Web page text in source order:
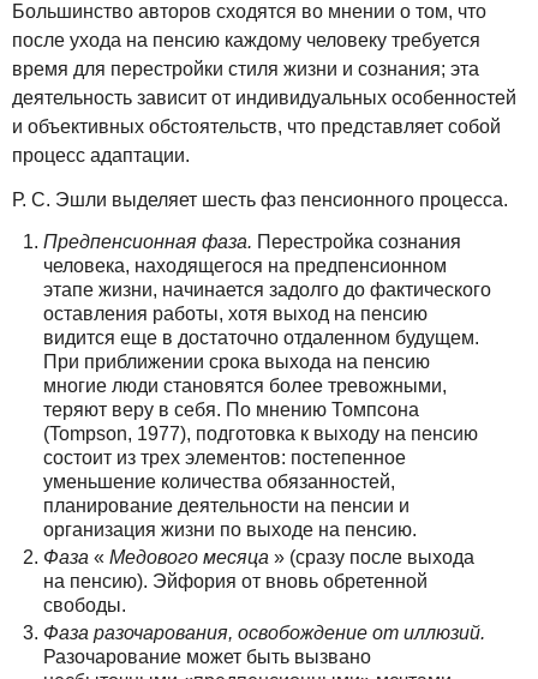
Большинство авторов сходятся во мнении о том, что
после ухода на пенсию каждому человеку требуется
время для перестройки стиля жизни и сознания; эта
деятельность зависит от индивидуальных особенностей
и объективных обстоятельств, что представляет собой
процесс адаптации.
Р. С. Эшли выделяет шесть фаз пенсионного процесса.
Предпенсионная фаза. Перестройка сознания
человека, находящегося на предпенсионном
этапе жизни, начинается задолго до фактического
оставления работы, хотя выход на пенсию
видится еще в достаточно отдаленном будущем.
При приближении срока выхода на пенсию
многие люди становятся более тревожными,
теряют веру в себя. По мнению Томпсона
(Tompson, 1977), подготовка к выходу на пенсию
состоит из трех элементов: постепенное
уменьшение количества обязанностей,
планирование деятельности на пенсии и
организация жизни по выходе на пенсию.
Фаза « Медового месяца » (сразу после выхода
на пенсию). Эйфория от вновь обретенной
свободы.
Фаза разочарования, освобождение от иллюзий.
Разочарование может быть вызвано